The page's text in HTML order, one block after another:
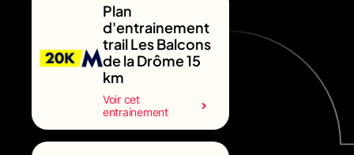
Plan
d'entrainement
trail Les Balcons
de la Drôme 15
km
Voir cet
entrainement